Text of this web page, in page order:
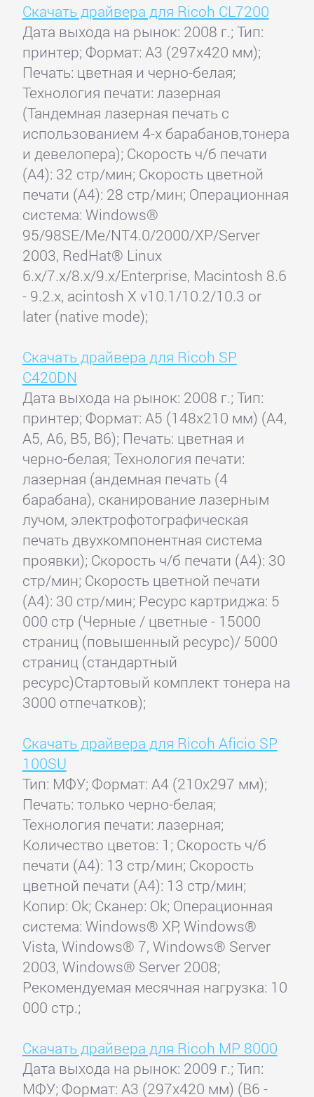
Скачать драйвера для Ricoh CL7200
Дата выхода на рынок: 2008 г.; Тип:
принтер; Формат: A3 (297x420 мм);
Печать: цветная и черно-белая;
Технология печати: лазерная
(Тандемная лазерная печать с
использованием 4-х барабанов,тонера
и девелопера); Скорость ч/б печати
(А4): 32 стр/мин; Скорость цветной
печати (А4): 28 стр/мин; Операционная
система: Windows®
95/98SE/Me/NT4.0/2000/XP/Server
2003, RedHat® Linux
6.x/7.x/8.x/9.x/Enterprise, Macintosh 8.6
- 9.2.x, acintosh X v10.1/10.2/10.3 or
later (native mode);
Скачать драйвера для Ricoh SP
C420DN
Дата выхода на рынок: 2008 г.; Тип:
принтер; Формат: A5 (148x210 мм) (A4,
A5, A6, B5, B6); Печать: цветная и
черно-белая; Технология печати:
лазерная (андемная печать (4
барабана), сканирование лазерным
лучом, электрофотографическая
печать двухкомпонентная система
проявки); Скорость ч/б печати (А4): 30
стр/мин; Скорость цветной печати
(А4): 30 стр/мин; Ресурс картриджа: 5
000 стр (Черные / цветные - 15000
страниц (повышенный ресурс)/ 5000
страниц (стандартный
ресурс)Стартовый комплект тонера на
3000 отпечатков);
Скачать драйвера для Ricoh Aficio SP
100SU
Тип: МФУ; Формат: A4 (210x297 мм);
Печать: только черно-белая;
Технология печати: лазерная;
Количество цветов: 1; Скорость ч/б
печати (А4): 13 стр/мин; Скорость
цветной печати (А4): 13 стр/мин;
Копир: Ok; Сканер: Ok; Операционная
система: Windows® XP, Windows®
Vista, Windows® 7, Windows® Server
2003, Windows® Server 2008;
Рекомендуемая месячная нагрузка: 10
000 стр.;
Скачать драйвера для Ricoh MP 8000
Дата выхода на рынок: 2009 г.; Тип:
МФУ; Формат: A3 (297x420 мм) (B6 -